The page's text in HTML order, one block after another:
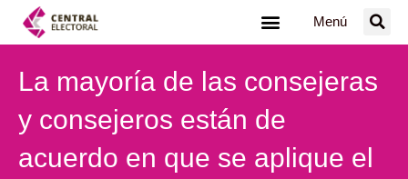
Menú
La mayoría de las consejeras
y consejeros están de
acuerdo en que se aplique el